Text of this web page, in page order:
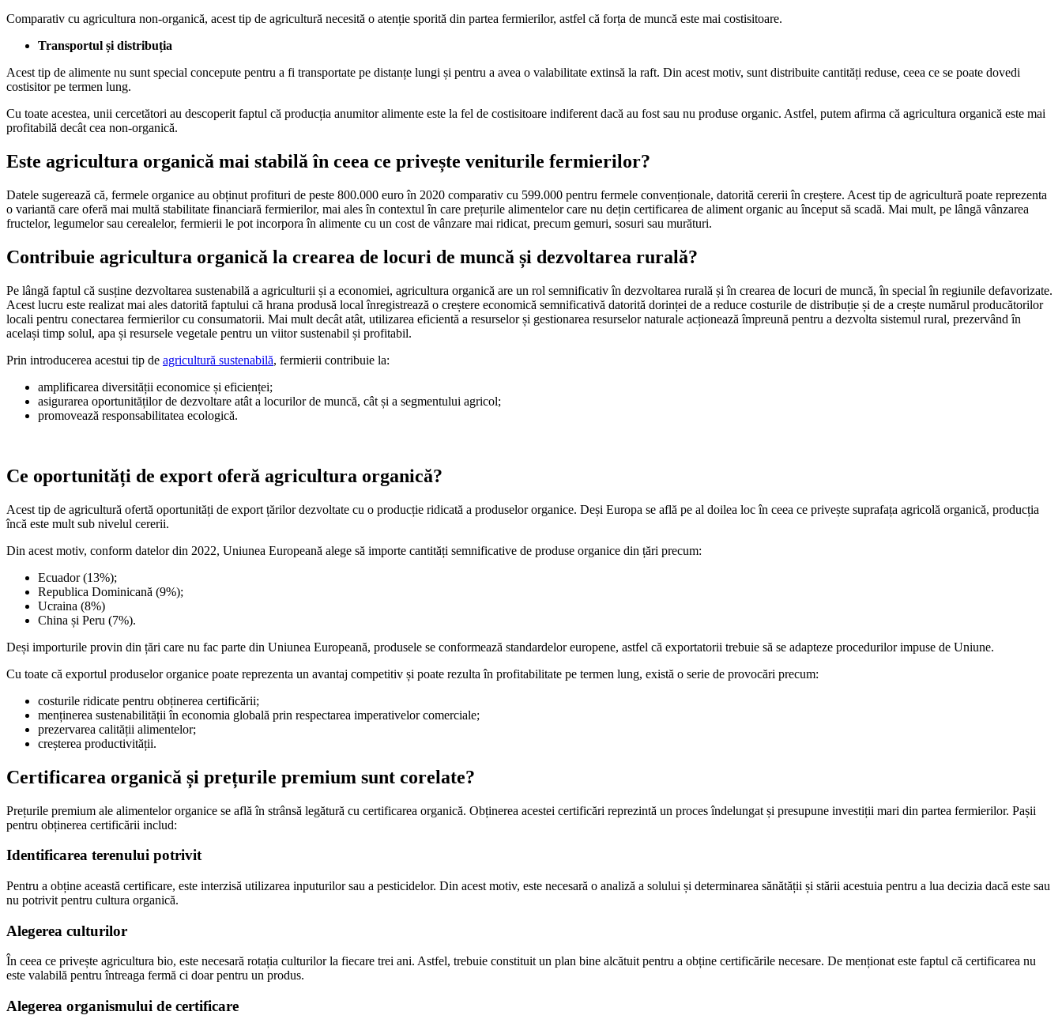
Comparativ cu agricultura non-organică, acest tip de agricultură necesită o atenție sporită din partea fermierilor, astfel că forța de muncă este mai costisitoare.
Transportul și distribuția
Acest tip de alimente nu sunt special concepute pentru a fi transportate pe distanțe lungi și pentru a avea o valabilitate extinsă la raft. Din acest motiv, sunt distribuite cantități reduse, ceea ce se poate dovedi
costisitor pe termen lung.
Cu toate acestea, unii cercetători au descoperit faptul că producția anumitor alimente este la fel de costisitoare indiferent dacă au fost sau nu produse organic. Astfel, putem afirma că agricultura organică este mai
profitabilă decât cea non-organică.
Este agricultura organică mai stabilă în ceea ce privește veniturile fermierilor?
Datele sugerează că, fermele organice au obținut profituri de peste 800.000 euro în 2020 comparativ cu 599.000 pentru fermele convenționale, datorită cererii în creștere. Acest tip de agricultură poate reprezenta
o variantă care oferă mai multă stabilitate financiară fermierilor, mai ales în contextul în care prețurile alimentelor care nu dețin certificarea de aliment organic au început să scadă. Mai mult, pe lângă vânzarea
fructelor, legumelor sau cerealelor, fermierii le pot incorpora în alimente cu un cost de vânzare mai ridicat, precum gemuri, sosuri sau murături.
Contribuie agricultura organică la crearea de locuri de muncă și dezvoltarea rurală?
Pe lângă faptul că susține dezvoltarea sustenabilă a agriculturii și a economiei, agricultura organică are un rol semnificativ în dezvoltarea rurală și în crearea de locuri de muncă, în special în regiunile defavorizate.
Acest lucru este realizat mai ales datorită faptului că hrana produsă local înregistrează o creștere economică semnificativă datorită dorinței de a reduce costurile de distribuție și de a crește numărul producătorilor
locali pentru conectarea fermierilor cu consumatorii. Mai mult decât atât, utilizarea eficientă a resurselor și gestionarea resurselor naturale acționează împreună pentru a dezvolta sistemul rural, prezervând în
același timp solul, apa și resursele vegetale pentru un viitor sustenabil și profitabil.
Prin introducerea acestui tip de agricultură sustenabilă, fermierii contribuie la:
amplificarea diversității economice și eficienței;
asigurarea oportunităților de dezvoltare atât a locurilor de muncă, cât și a segmentului agricol;
promovează responsabilitatea ecologică.
Ce oportunități de export oferă agricultura organică?
Acest tip de agricultură ofertă oportunități de export țărilor dezvoltate cu o producție ridicată a produselor organice. Deși Europa se află pe al doilea loc în ceea ce privește suprafața agricolă organică, producția
încă este mult sub nivelul cererii.
Din acest motiv, conform datelor din 2022, Uniunea Europeană alege să importe cantități semnificative de produse organice din țări precum:
Ecuador (13%);
Republica Dominicană (9%);
Ucraina (8%)
China și Peru (7%).
Deși importurile provin din țări care nu fac parte din Uniunea Europeană, produsele se conformează standardelor europene, astfel că exportatorii trebuie să se adapteze procedurilor impuse de Uniune.
Cu toate că exportul produselor organice poate reprezenta un avantaj competitiv și poate rezulta în profitabilitate pe termen lung, există o serie de provocări precum:
costurile ridicate pentru obținerea certificării;
menținerea sustenabilității în economia globală prin respectarea imperativelor comerciale;
prezervarea calității alimentelor;
creșterea productivității.
Certificarea organică și prețurile premium sunt corelate?
Prețurile premium ale alimentelor organice se află în strânsă legătură cu certificarea organică. Obținerea acestei certificări reprezintă un proces îndelungat și presupune investiții mari din partea fermierilor. Pașii
pentru obținerea certificării includ:
Identificarea terenului potrivit
Pentru a obține această certificare, este interzisă utilizarea inputurilor sau a pesticidelor. Din acest motiv, este necesară o analiză a solului și determinarea sănătății și stării acestuia pentru a lua decizia dacă este sau
nu potrivit pentru cultura organică.
Alegerea culturilor
În ceea ce privește agricultura bio, este necesară rotația culturilor la fiecare trei ani. Astfel, trebuie constituit un plan bine alcătuit pentru a obține certificările necesare. De menționat este faptul că certificarea nu
este valabilă pentru întreaga fermă ci doar pentru un produs.
Alegerea organismului de certificare